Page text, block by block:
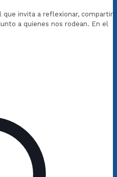
que invita a reflexionar, compartir
a quienes nos rodean. En el